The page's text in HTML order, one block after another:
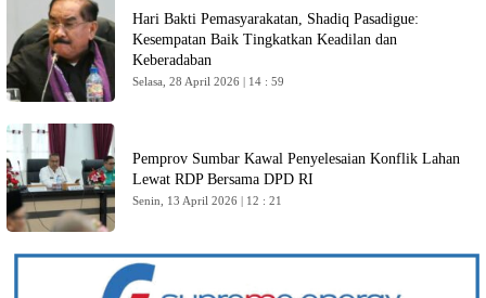
Hari Bakti Pemasyarakatan, Shadiq Pasadigue:
Kesempatan Baik Tingkatkan Keadilan dan
Keberadaban
Selasa, 28 April 2026 | 14 : 59
Pemprov Sumbar Kawal Penyelesaian Konflik Lahan
Lewat RDP Bersama DPD RI
Senin, 13 April 2026 | 12 : 21